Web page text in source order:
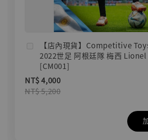
【店內現貨】Competitive
2022世足 阿根廷隊 梅西 Lionel
[CM001]
NT$ 4,000
NT$ 5,200